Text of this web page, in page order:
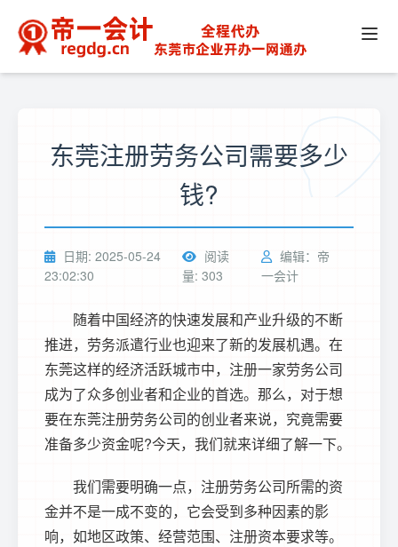
东莞注册劳务公司需要多少
钱?
日期: 2025-05-24
23:02:30
阅读
量: 303
编辑：帝
一会计
随着中国经济的快速发展和产业升级的不断
推进，劳务派遣行业也迎来了新的发展机遇。在
东莞这样的经济活跃城市中，注册一家劳务公司
成为了众多创业者和企业的首选。那么，对于想
要在东莞注册劳务公司的创业者来说，究竟需要
准备多少资金呢?今天，我们就来详细了解一下。
我们需要明确一点，注册劳务公司所需的资
金并不是一成不变的，它会受到多种因素的影
响，如地区政策、经营范围、注册资本要求等。